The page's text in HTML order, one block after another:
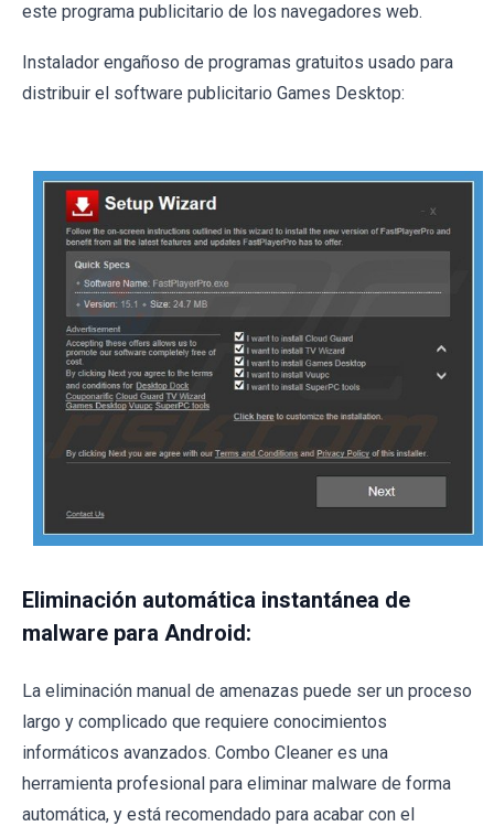
este programa publicitario de los navegadores web.
Instalador engañoso de programas gratuitos usado para
distribuir el software publicitario Games Desktop:
Eliminación automática instantánea de
malware para Android:
La eliminación manual de amenazas puede ser un proceso
largo y complicado que requiere conocimientos
informáticos avanzados. Combo Cleaner es una
herramienta profesional para eliminar malware de forma
automática, y está recomendado para acabar con el